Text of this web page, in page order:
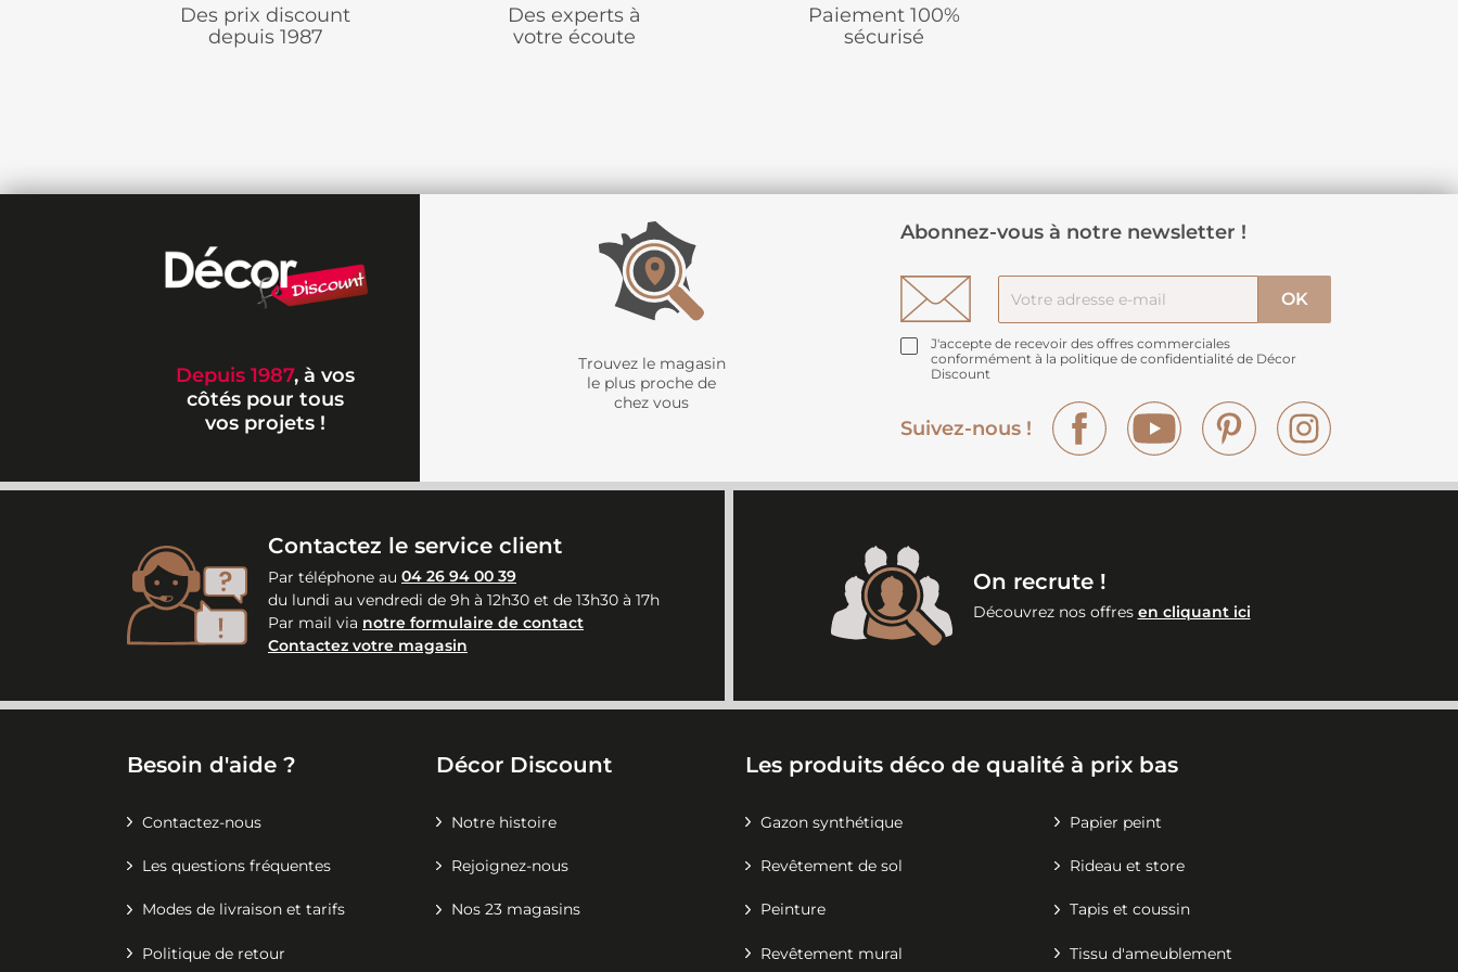
Des prix discount
depuis 1987
Des experts à
votre écoute
Paiement 100%
sécurisé
Depuis 1987, à vos
côtés pour tous
vos projets !
Trouvez le magasin
le plus proche de
chez vous
Abonnez-vous à notre newsletter !
J'accepte de recevoir des offres commerciales
conformément à la politique de confidentialité de Décor
Discount
Suivez-nous !
Facebook YouTube Pinterest
Contactez le service client
Par téléphone au 04 26 94 00 39
du lundi au vendredi de 9h à 12h30 et de 13h30 à 17h
Par mail via notre formulaire de contact
Contactez votre magasin
On recrute !
Découvrez nos offres en cliquant ici
Besoin d'aide ?
Contactez-nous
Les questions fréquentes
Modes de livraison et tarifs
Politique de retour
Décor Discount
Notre histoire
Rejoignez-nous
Nos 23 magasins
Les produits déco de qualité à prix bas
Gazon synthétique Papier peint
Revêtement de sol Rideau et store
Peinture Tapis et coussin
Revêtement mural Tissu d'ameublement